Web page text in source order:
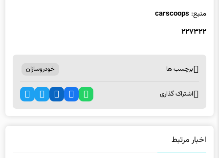
منبع:carscoops
۲۲۷۳۲۲
برچسب ها خودروسازان
اشتراک گذاری
اخبار مرتبط